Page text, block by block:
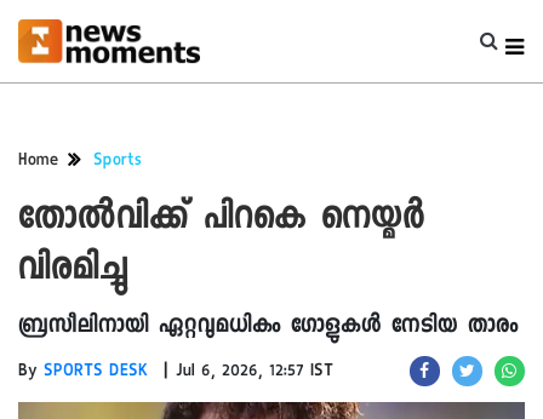
Home Sports
തോൽവിക്ക് പിറകെ നെയ്മർ
വിരമിച്ചു
ബ്രസീലിനായി ഏറ്റവുമധികം ഗോളുകൾ നേടിയ താരം
By SPORTS DESK | Jul 6, 2026, 12:57 IST